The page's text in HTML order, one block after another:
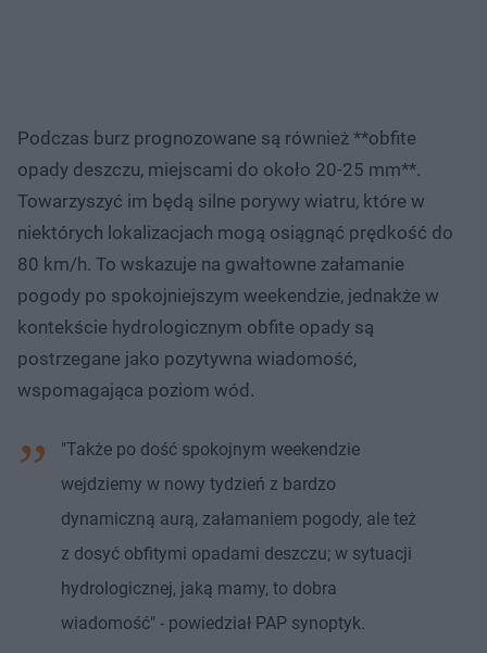
Podczas burz prognozowane są również **obfite
opady deszczu, miejscami do około 20-25 mm**.
Towarzyszyć im będą silne porywy wiatru, które w
niektórych lokalizacjach mogą osiągnąć prędkość do
80 km/h. To wskazuje na gwałtowne załamanie
pogody po spokojniejszym weekendzie, jednakże w
kontekście hydrologicznym obfite opady są
postrzegane jako pozytywna wiadomość,
wspomagająca poziom wód.
"Także po dość spokojnym weekendzie
wejdziemy w nowy tydzień z bardzo
dynamiczną aurą, załamaniem pogody, ale też
z dosyć obfitymi opadami deszczu; w sytuacji
hydrologicznej, jaką mamy, to dobra
wiadomość" - powiedział PAP synoptyk.